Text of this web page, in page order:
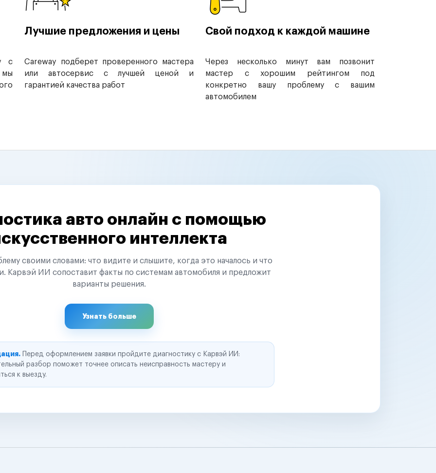
с
мы
Лучшие предложения и цены
Careway подберет проверенного мастера
или автосервис с лучшей ценой и
гарантией качества работ
Свой подход к каждой машине
Через несколько минут вам позвонит
мастер с хорошим рейтингом под
конкретно вашу проблему с вашим
автомобилем
авто онлайн с помощью
интеллекта
своими словами: что видите и слышите, когда это началось и что
Карвэй ИИ сопоставит факты по системам автомобиля и предложит
варианты решения.
Узнать больше
Перед оформлением заявки пройдите диагностику с Карвэй ИИ:
разбор поможет точнее описать неисправность мастеру и
к выезду.